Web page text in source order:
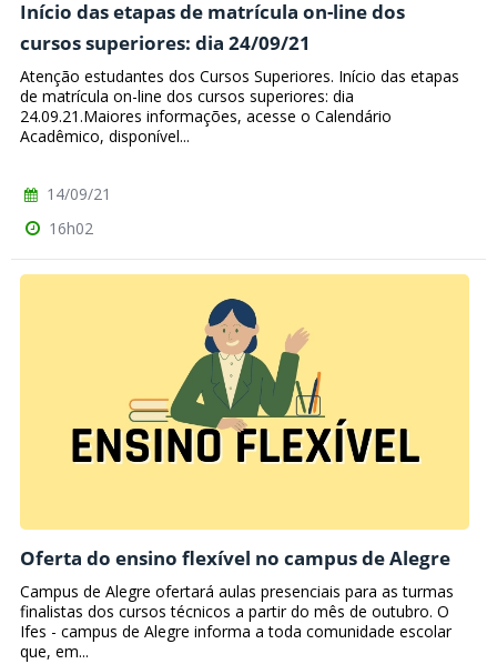
Início das etapas de matrícula on-line dos
cursos superiores: dia 24/09/21
Atenção estudantes dos Cursos Superiores. Início das etapas
de matrícula on-line dos cursos superiores: dia
24.09.21.Maiores informações, acesse o Calendário
Acadêmico, disponível...
14/09/21
16h02
Oferta do ensino flexível no campus de Alegre
Campus de Alegre ofertará aulas presenciais para as turmas
finalistas dos cursos técnicos a partir do mês de outubro. O
Ifes - campus de Alegre informa a toda comunidade escolar
que, em...